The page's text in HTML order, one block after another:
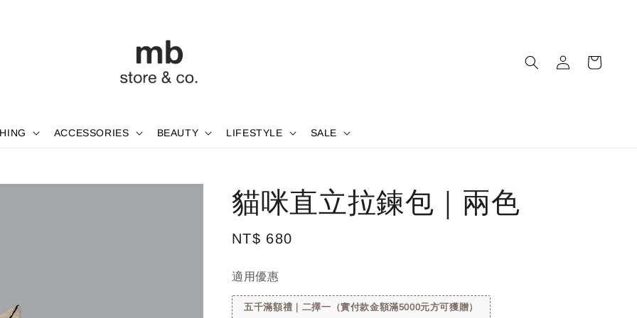
ACCESSORIES BEAUTY LIFESTYLE SALE
貓咪直立拉鍊包｜兩色
Regular
NT$ 680
適用優惠
五千滿額禮｜二擇一（實付款金額滿5000元方可獲贈）